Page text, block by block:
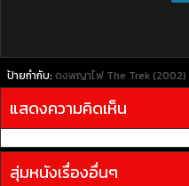
ป้ายกำกับ: ดงพญาไฟ The Trek (2002)
แสดงความคิดเห็น
สุ่มหนังเรื่องอื่นๆ